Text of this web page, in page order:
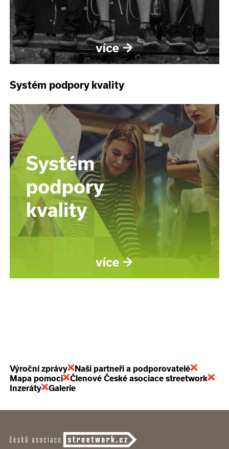
Systém podpory kvality
Výroční zprávy
Naši partneři a podporovatelé
Mapa pomoci
Členové České asociace streetwork
Inzeráty
Galerie